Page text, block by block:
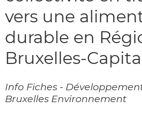
vers une
durable en
Bruxelles-
Info Fiches -
Bruxelles Environnement